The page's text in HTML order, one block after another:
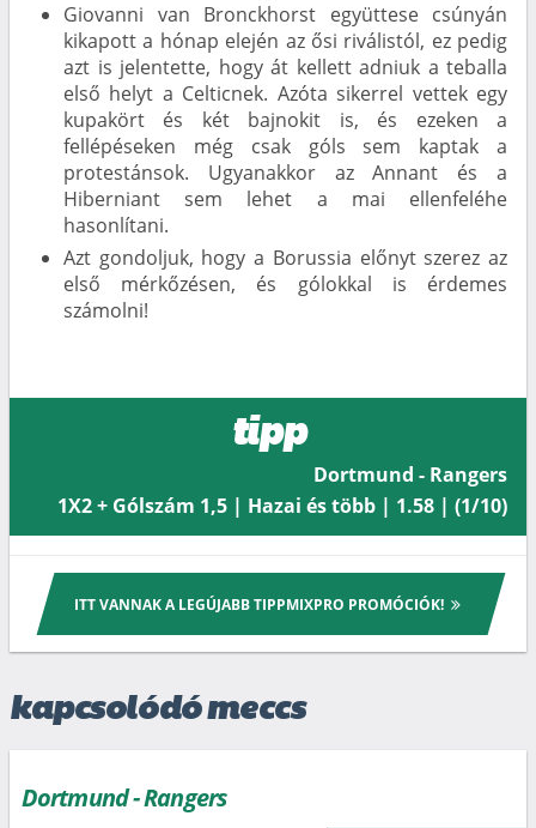
Giovanni van Bronckhorst együttese csúnyán
kikapott a hónap elején az ősi riválistól, ez pedig
azt is jelentette, hogy át kellett adniuk a teballa
első helyt a Celticnek. Azóta sikerrel vettek egy
kupakört és két bajnokit is, és ezeken a
fellépéseken még csak góls sem kaptak a
protestánsok. Ugyanakkor az Annant és a
Hiberniant sem lehet a mai ellenfeléhe
hasonlítani.
Azt gondoljuk, hogy a Borussia előnyt szerez az
első mérkőzésen, és gólokkal is érdemes
számolni!
tipp
Dortmund - Rangers
1X2 + Gólszám 1,5 | Hazai és több | 1.58 | (1/10)
ITT VANNAK A LEGÚJABB TIPPMIXPRO PROMÓCIÓK!
kapcsolódó meccs
Dortmund - Rangers